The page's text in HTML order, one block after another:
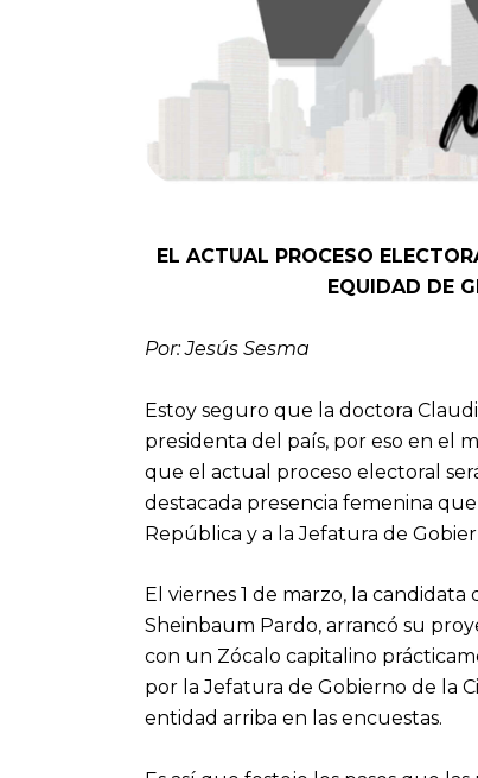
EL ACTUAL PROCESO
EQUIDAD DE
Por: Jesús Sesma
Estoy seguro que la doctora
presidenta del país, por eso en el
que el actual proceso electoral
destacada presencia femenina
República y a la Jefatura de
El viernes 1 de marzo, la
Sheinbaum Pardo, arrancó su
con un Zócalo capitalino
por la Jefatura de Gobierno de la
entidad arriba en las encuestas.